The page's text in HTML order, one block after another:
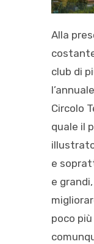
Alla
club di
Circolo
quale il
e
e
poco